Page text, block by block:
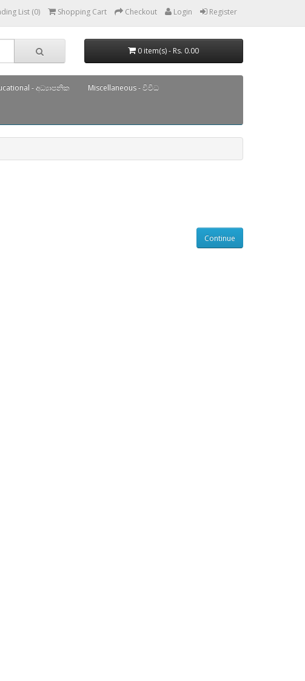
List (0) Shopping Cart Checkout Login Register
0 item(s) - Rs. 0.00
- අධ්‍යාපනික Miscellaneous - විවිධ
Continue